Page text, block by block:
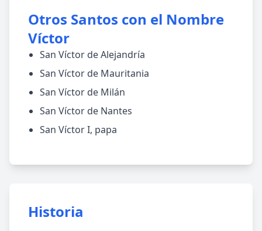
Otros Santos con el Nombre
Víctor
San Víctor de Alejandría
San Víctor de Mauritania
San Víctor de Milán
San Víctor de Nantes
San Víctor I, papa
Historia